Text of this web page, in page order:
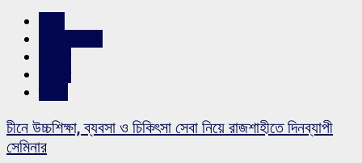
চীনে উচ্চশিক্ষা, ব্যবসা ও চিকিৎসা সেবা নিয়ে রাজশাহীতে দিনব্যাপী
সেমিনার